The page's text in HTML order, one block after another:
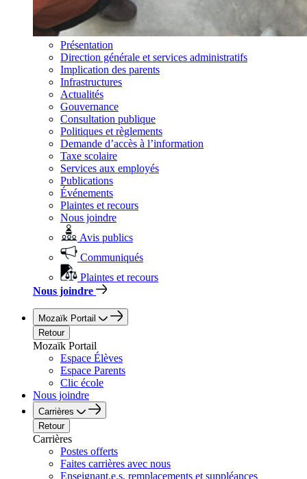
Présentation
Direction générale et services administratifs
Implication des parents
Infrastructures
Actualités
Gouvernance
Consultation publique
Politiques et règlements
Demande d’accès à l’information
Taxe scolaire
Services aux employés
Publications
Événements
Plaintes et recours
Nous joindre
Avis publics
Communiqués
Plaintes et recours
Nous joindre
Mozaïk Portail
Retour
Mozaïk Portail
Espace Élèves
Espace Parents
Clic école
Nous joindre
Carrières
Retour
Carrières
Postes offerts
Faites carrières avec nous
Enseignant.e.s, remplacements et suppléances